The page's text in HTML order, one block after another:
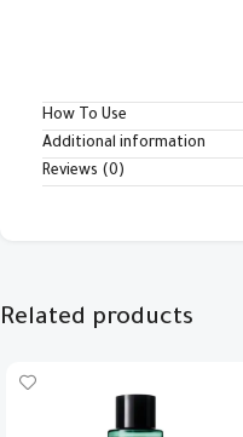
How To Use
Additional information
Reviews (0)
Related products